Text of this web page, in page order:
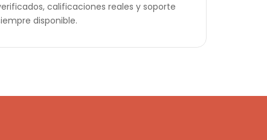
calificaciones reales y soporte
disponible.